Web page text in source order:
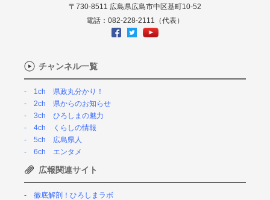
〒730-8511 広島県広島市中区基町10-52
電話：082-228-2111（代表）
チャンネル一覧
1ch 県政丸分かり！
2ch 県からのお知らせ
3ch ひろしまの魅力
4ch くらしの情報
5ch 広島県人
6ch エンタメ
広報関連サイト
徹底解剖！ひろしまラボ